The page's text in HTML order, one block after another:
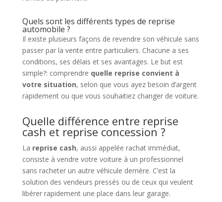
Quels sont les différents types de reprise
automobile ?
Il existe plusieurs façons de revendre son véhicule sans
passer par la vente entre particuliers. Chacune a ses
conditions, ses délais et ses avantages. Le but est
simple?: comprendre quelle reprise convient à
votre situation, selon que vous ayez besoin d’argent
rapidement ou que vous souhaitiez changer de voiture.
Quelle différence entre reprise
cash et reprise concession ?
La reprise cash, aussi appelée rachat immédiat,
consiste à vendre votre voiture à un professionnel
sans racheter un autre véhicule derrière. C’est la
solution des vendeurs pressés ou de ceux qui veulent
libérer rapidement une place dans leur garage.